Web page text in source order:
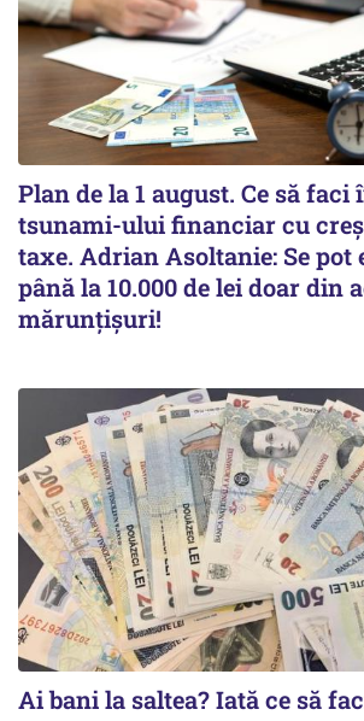
Plan de la 1 august. Ce să faci
tsunami-ului financiar cu
taxe. Adrian Asoltanie: Se pot
până la 10.000 de lei doar din
mărunțișuri!
Ai bani la saltea? Iată ce să